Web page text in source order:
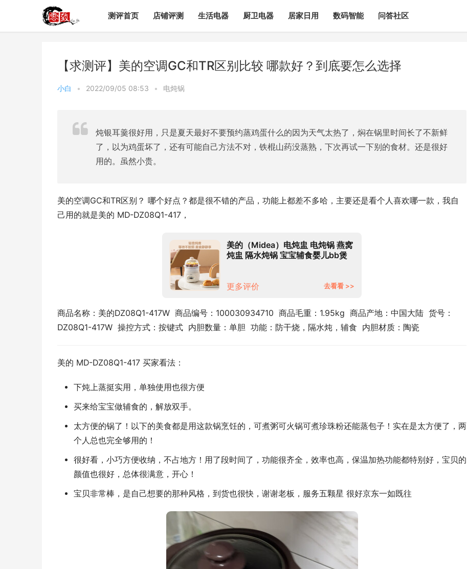
测评首页 店铺评测 生活电器 厨卫电器 居家日用 数码智能 问答社区
【求测评】美的空调GC和TR区别比较 哪款好？到底要怎么选择
小白 • 2022/09/05 08:53 • 电炖锅
炖银耳羹很好用，只是夏天最好不要预约蒸鸡蛋什么的因为天气太热了，焖在锅里时间长了不新鲜
了，以为鸡蛋坏了，还有可能自己方法不对，铁棍山药没蒸熟，下次再试一下别的食材。还是很好
用的。虽然小贵。
美的空调GC和TR区别？ 哪个好点？都是很不错的产品，功能上都差不多哈，主要还是看个人喜欢哪一款，我自
己用的就是美的 MD-DZ08Q1-417，
美的（Midea）电炖盅 电炖锅 燕窝
炖盅 隔水炖锅 宝宝辅食婴儿bb煲
更多评价
去看看 >>
商品名称：美的DZ08Q1-417W  商品编号：100030934710  商品毛重：1.95kg  商品产地：中国大陆  货号：
DZ08Q1-417W  操控方式：按键式  内胆数量：单胆  功能：防干烧，隔水炖，辅食  内胆材质：陶瓷
美的 MD-DZ08Q1-417 买家看法：
下炖上蒸挺实用，单独使用也很方便
买来给宝宝做辅食的，解放双手。
太方便的锅了！以下的美食都是用这款锅烹饪的，可煮粥可火锅可煮珍珠粉还能蒸包子！实在是太方便了，两
个人总也完全够用的！
很好看，小巧方便收纳，不占地方！用了段时间了，功能很齐全，效率也高，保温加热功能都特别好，宝贝的
颜值也很好，总体很满意，开心！
宝贝非常棒，是自己想要的那种风格，到货也很快，谢谢老板，服务五颗星 很好京东一如既往